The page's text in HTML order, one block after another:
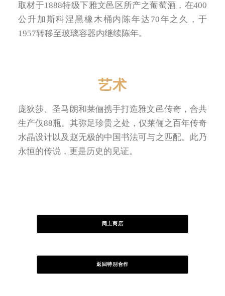
取材于1888特级下雅文邑区所产之葡萄酒，在400
公升加斯科涅黑橡木桶内陈年达70年之久，于
1957转移至玻璃容器内继续陈年。
艺术
庞狄莎、圣马朗和莱俪携手打造雅文邑传奇，合共
生产仅88瓶。其弥足珍贵之处，仅莱俪之百年传奇
水晶设计以及赵无极的中国书法可与之匹配。此乃
永恒的传说，更是历史的见证。
网上商店
返回特别合作